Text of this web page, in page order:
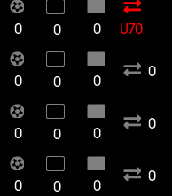
0 0 0 U70
0 0 0
0
0 0 0
0
0 0 0
0